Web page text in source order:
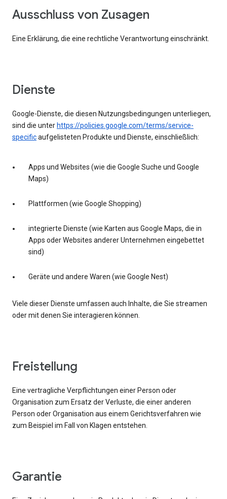
Ausschluss von Zusagen
Eine Erklärung, die eine rechtliche Verantwortung einschränkt.
Dienste
Google-Dienste, die diesen Nutzungsbedingungen unterliegen,
sind die unter https://policies.google.com/terms/service-
specificaufgelisteten Produkte und Dienste, einschließlich:
Apps und Websites (wie die Google Suche und Google
Maps)
Plattformen (wie Google Shopping)
integrierte Dienste (wie Karten aus Google Maps, die in
Apps oder Websites anderer Unternehmen eingebettet
sind)
Geräte und andere Waren (wie Google Nest)
Viele dieser Dienste umfassen auch Inhalte, die Sie streamen
oder mit denen Sie interagieren können.
Freistellung
Eine vertragliche Verpflichtungen einer Person oder
Organisation zum Ersatz der Verluste, die einer anderen
Person oder Organisation aus einem Gerichtsverfahren wie
zum Beispiel im Fall von Klagen entstehen.
Garantie